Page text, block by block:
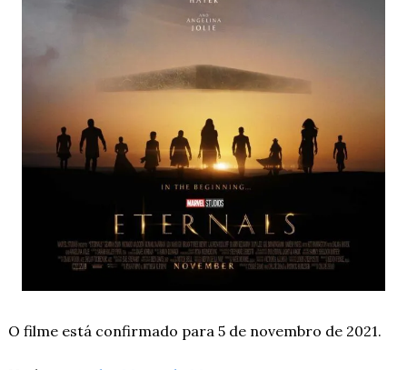
O filme está confirmado para 5 de novembro de 2021.